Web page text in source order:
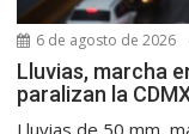
6 de agosto de 2026
Lluvias, marcha
paralizan la
Lluvias de 50 mm,